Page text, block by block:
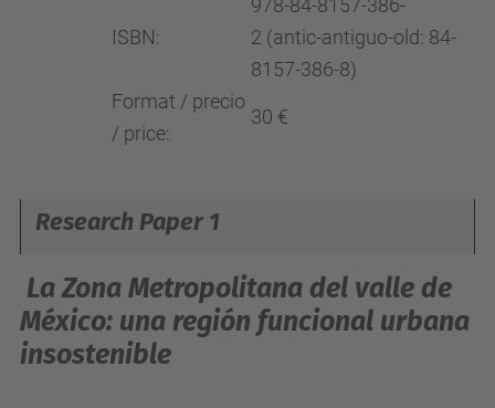
ISBN:
978-84-8157-386-
2 (antic-antiguo-old: 84-
8157-386-8)
Format / precio
/ price:
30 €
Research Paper 1
La Zona Metropolitana del valle de
México: una región funcional urbana
insostenible